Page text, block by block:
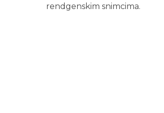
rendgenskim snimcima.